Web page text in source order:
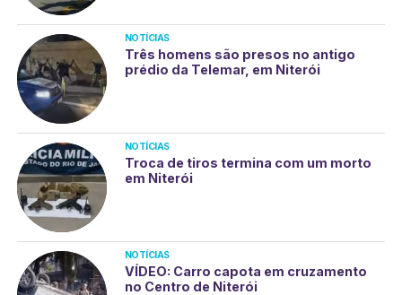
NOTÍCIAS
Três homens são presos no antigo
prédio da Telemar, em Niterói
NOTÍCIAS
Troca de tiros termina com um morto
em Niterói
NOTÍCIAS
VÍDEO: Carro capota em cruzamento
no Centro de Niterói